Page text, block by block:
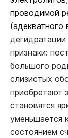
проводимой
(адекватного
признаки:
большого
слизистых
приобретают
становятся
уменьшается
состоянием